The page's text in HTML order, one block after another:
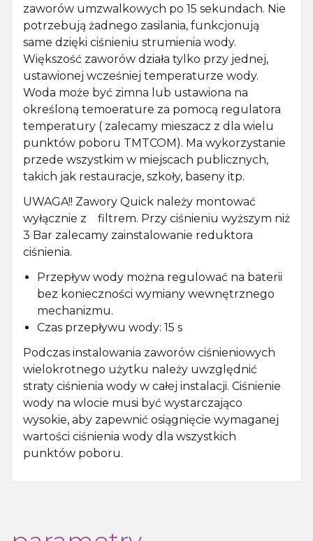
zaworów umzwalkowych po 15 sekundach. Nie
potrzebują żadnego zasilania, funkcjonują
same dzięki ciśnieniu strumienia wody.
Większość zaworów działa tylko przy jednej,
ustawionej wcześniej temperaturze wody.
Woda może być zimna lub ustawiona na
określoną temoerature za pomocą regulatora
temperatury ( zalecamy mieszacz z dla wielu
punktów poboru TMTCOM). Ma wykorzystanie
przede wszystkim w miejscach publicznych,
takich jak restauracje, szkoły, baseny itp.
UWAGA!! Zawory Quick należy montować
wyłącznie z filtrem. Przy ciśnieniu wyższym niż
3 Bar zalecamy zainstalowanie reduktora
ciśnienia.
Przepływ wody można regulować na baterii
bez konieczności wymiany wewnętrznego
mechanizmu.
Czas przepływu wody: 15 s
Podczas instalowania zaworów ciśnieniowych
wielokrotnego użytku należy uwzględnić
straty ciśnienia wody w całej instalacji. Ciśnienie
wody na wlocie musi być wystarczająco
wysokie, aby zapewnić osiągnięcie wymaganej
wartości ciśnienia wody dla wszystkich
punktów poboru.